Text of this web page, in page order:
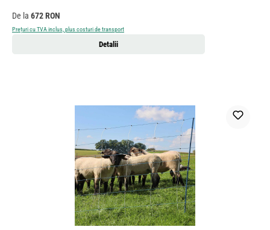
Preț obișnuit:
De la 672 RON
Prețuri cu TVA inclus, plus costuri de transport
Detalii